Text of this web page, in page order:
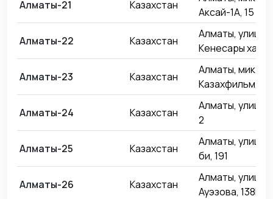
Алматы-21 Казахстан
Аксай-1А, 15
Алматы-22 Казахстан
Алматы, улица
Кенесары хана,
Алматы-23 Казахстан
Алматы,
Казахфильм,
Алматы-24 Казахстан
Алматы, улица
2
Алматы-25 Казахстан
Алматы, улица
би, 191
Алматы-26 Казахстан
Алматы, улица
Ауэзова, 138Б